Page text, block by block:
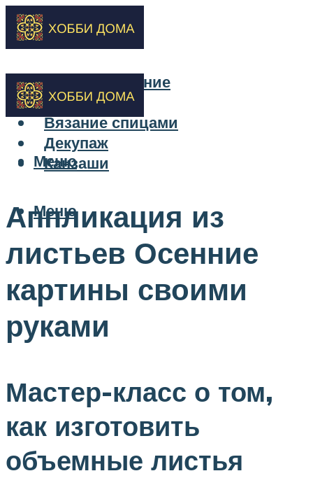
Бисероплетение
Вышивка
Вязание спицами
Декупаж
Канзаши
Меню
Меню
Аппликация из
листьев Осенние
картины своими
руками
Мастер-класс о том,
как изготовить
объемные листья